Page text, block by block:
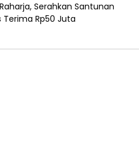
Serahkan Santunan
Terima Rp50 Juta